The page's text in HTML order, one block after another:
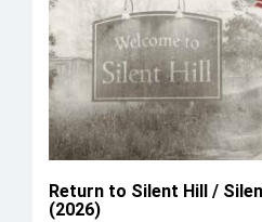
Return to Silent Hill /
(2026)